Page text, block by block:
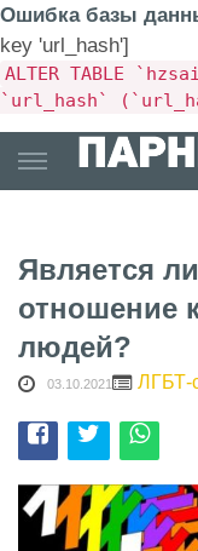
Ошибка базы
key 'url_hash']
ALTER TABLE
`url_hash`
to
Является
отношение
людей?
03.10.2021 ЛГБТ-